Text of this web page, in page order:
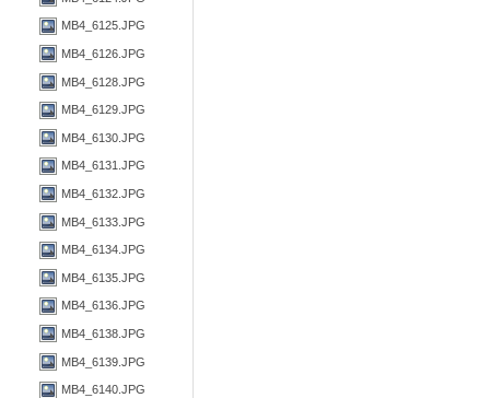
MB4_6125.JPG
MB4_6126.JPG
MB4_6128.JPG
MB4_6129.JPG
MB4_6130.JPG
MB4_6131.JPG
MB4_6132.JPG
MB4_6133.JPG
MB4_6134.JPG
MB4_6135.JPG
MB4_6136.JPG
MB4_6138.JPG
MB4_6139.JPG
MB4_6140.JPG